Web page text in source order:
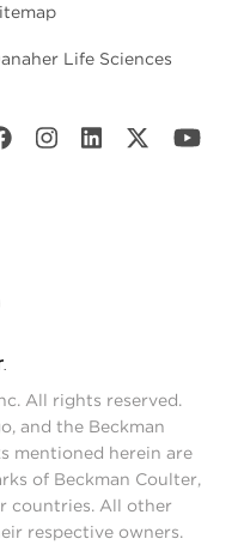
Life Sciences
All rights reserved.
and the Beckman
mentioned herein are
of Beckman Coulter,
countries. All other
respective owners.